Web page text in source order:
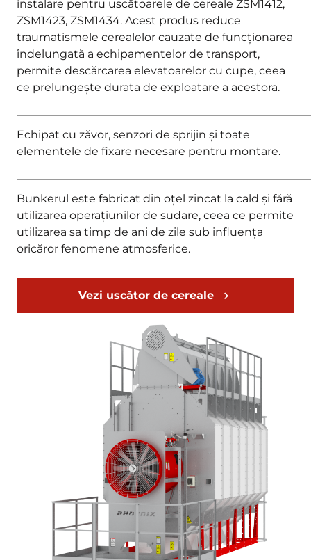
instalare pentru uscătoarele de cereale ZSM1412,
ZSM1423, ZSM1434. Acest produs reduce
traumatismele cerealelor cauzate de funcționarea
îndelungată a echipamentelor de transport,
permite descărcarea elevatoarelor cu cupe, ceea
ce prelungește durata de exploatare a acestora.
Echipat cu zăvor, senzori de sprijin și toate
elementele de fixare necesare pentru montare.
Bunkerul este fabricat din oțel zincat la cald și fără
utilizarea operațiunilor de sudare, ceea ce permite
utilizarea sa timp de ani de zile sub influența
oricăror fenomene atmosferice.
Vezi uscător de cereale